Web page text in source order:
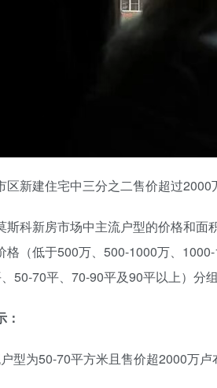
区新建住宅中三分之二售价超过
斯科新房市场中主流户型的价格和面
格（低于500万、500-1000万、
50-70平、70-90平及90平以上）分
：
户型为50-70平方米且售价超2000万